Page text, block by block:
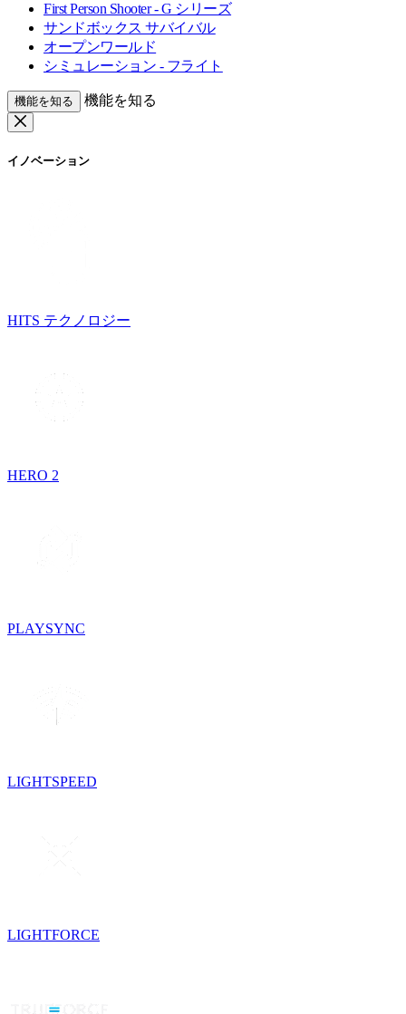
First Person Shooter - G シリーズ
サンドボックス サバイバル
オープンワールド
シミュレーション - フライト
機能を知る 機能を知る
イノベーション
HITS テクノロジー
HERO 2
PLAYSYNC
LIGHTSPEED
LIGHTFORCE